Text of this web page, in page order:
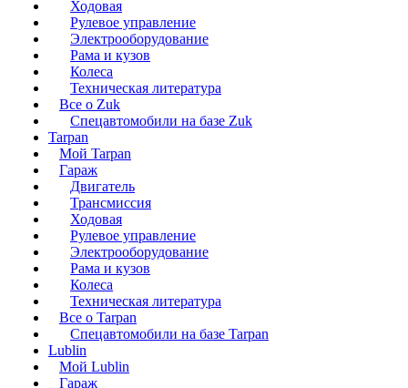
Ходовая
Рулевое управление
Электрооборудование
Рама и кузов
Колеса
Техническая литература
Все о Zuk
Спецавтомобили на базе Zuk
Tarpan
Мой Tarpan
Гараж
Двигатель
Трансмиссия
Ходовая
Рулевое управление
Электрооборудование
Рама и кузов
Колеса
Техническая литература
Все о Tarpan
Спецавтомобили на базе Tarpan
Lublin
Мой Lublin
Гараж